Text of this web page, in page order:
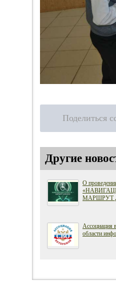
Поделиться
Другие
О
МАРШРУТ
Ассоциация
области